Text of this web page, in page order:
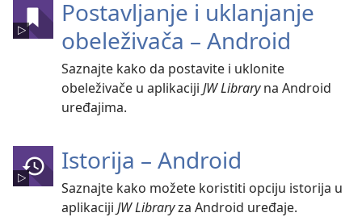
Postavljanje i uklanjanje
obeleživača – Android
Saznajte kako da postavite i uklonite
obeleživače u aplikaciji JW Libraryna Android
uređajima.
Istorija – Android
Saznajte kako možete koristiti opciju istorija u
aplikaciji JW Libraryza Android uređaje.